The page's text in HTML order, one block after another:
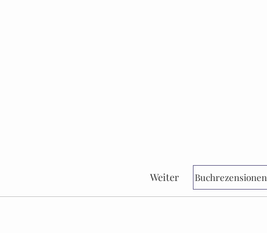
Weiter Buchrezensionen